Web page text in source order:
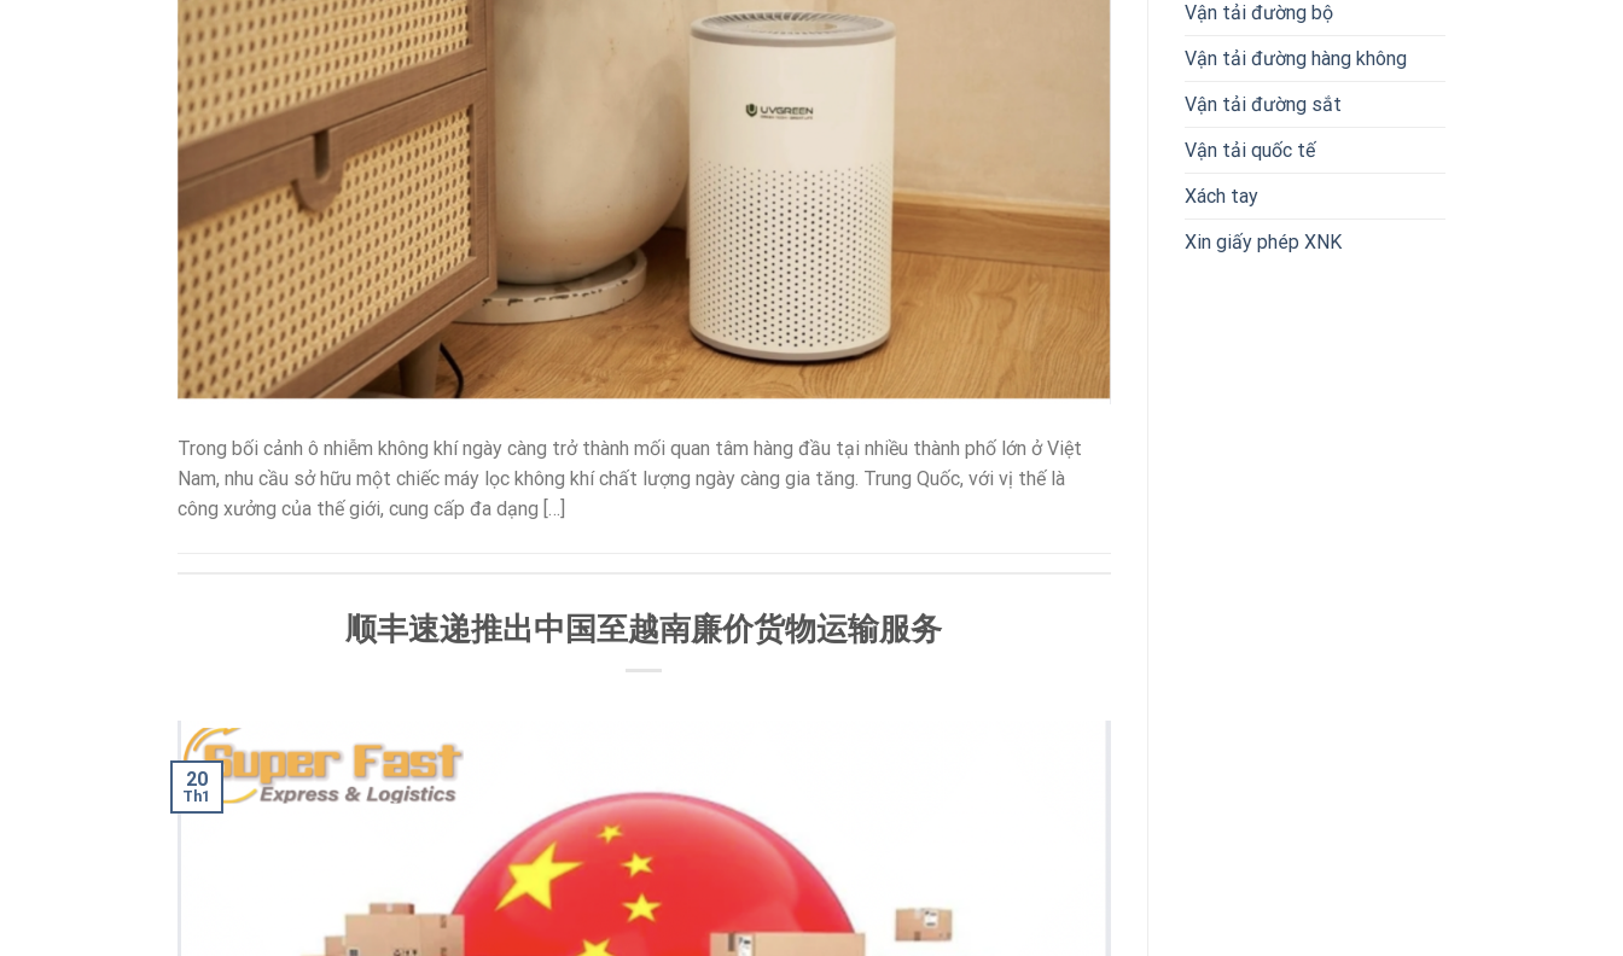
Trong bối cảnh ô nhiễm không khí ngày càng trở thành mối quan tâm hàng đầu tại nhiều thành phố lớn ở Việt
Nam, nhu cầu sở hữu một chiếc máy lọc không khí chất lượng ngày càng gia tăng. Trung Quốc, với vị thế là
công xưởng của thế giới, cung cấp đa dạng […]
顺丰速递推出中国至越南廉价货物运输服务
20
Th1
Vận tải đường bộ
Vận tải đường hàng không
Vận tải đường sắt
Vận tải quốc tế
Xách tay
Xin giấy phép XNK